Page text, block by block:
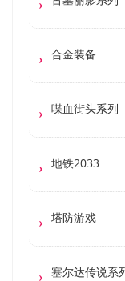
合金装备
喋血街头系列
地铁2033
塔防游戏
塞尔达传说系